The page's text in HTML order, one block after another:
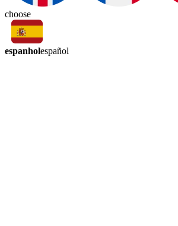
choose
espanholespañol